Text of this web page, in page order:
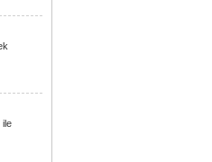
ile